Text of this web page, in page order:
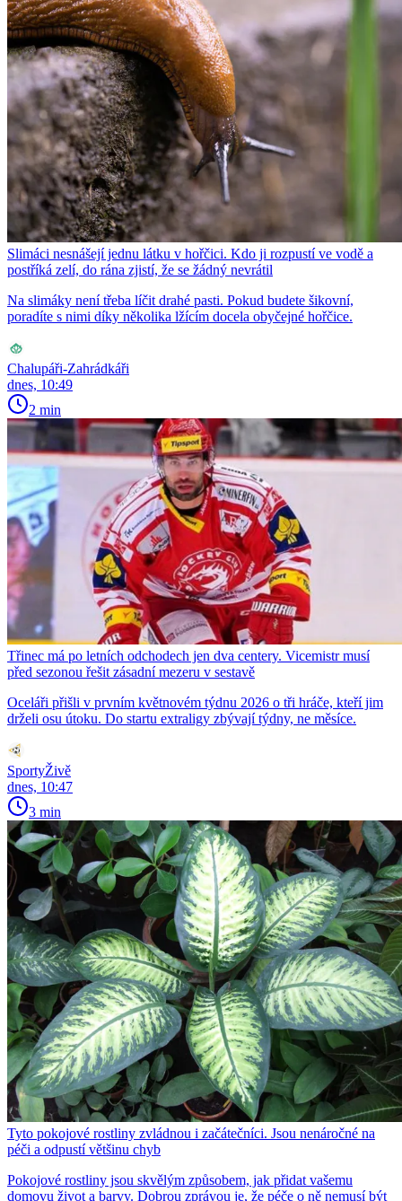
Slimáci nesnášejí jednu látku v hořčici. Kdo ji rozpustí ve vodě a
postříká zelí, do rána zjistí, že se žádný nevrátil
Na slimáky není třeba líčit drahé pasti. Pokud budete šikovní,
poradíte s nimi díky několika lžícím docela obyčejné hořčice.
Chalupáři-Zahrádkáři
dnes, 10:49
2 min
Třinec má po letních odchodech jen dva centery. Vicemistr musí
před sezonou řešit zásadní mezeru v sestavě
Oceláři přišli v prvním květnovém týdnu 2026 o tři hráče, kteří jim
drželi osu útoku. Do startu extraligy zbývají týdny, ne měsíce.
SportyŽivě
dnes, 10:47
3 min
Tyto pokojové rostliny zvládnou i začátečníci. Jsou nenáročné na
péči a odpustí většinu chyb
Pokojové rostliny jsou skvělým způsobem, jak přidat vašemu
domovu život a barvy. Dobrou zprávou je, že péče o ně nemusí být